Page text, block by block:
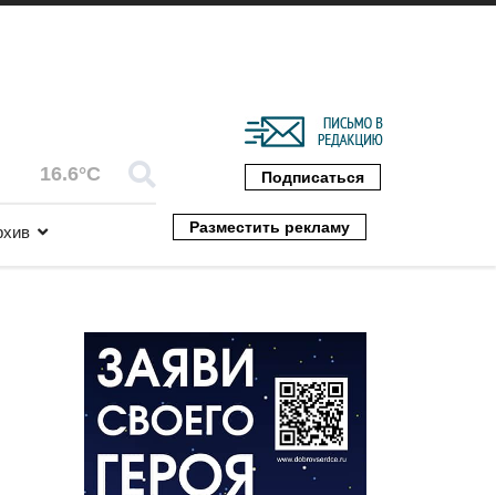
16.6°C Подписаться
Разместить рекламу